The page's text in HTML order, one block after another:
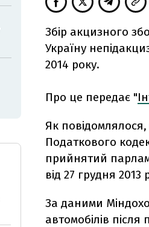
Збір акцизного
Україну
2014 року.
Про це передає "
Як
Податкового
прийнятий
від 27 грудня 2013
За даними
автомобілів